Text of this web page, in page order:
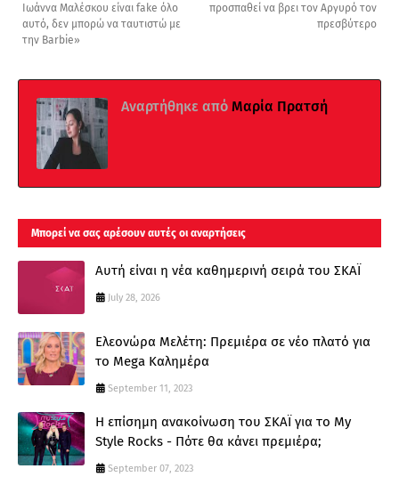
προσπαθεί να βρει τον Αργυρό τον
πρεσβύτερο
Ιωάννα Μαλέσκου είναι fake όλο
αυτό, δεν μπορώ να ταυτιστώ με
την Barbie»
Αναρτήθηκε από Μαρία Πρατσή
Μπορεί να σας αρέσουν αυτές οι αναρτήσεις
Αυτή είναι η νέα καθημερινή σειρά του ΣΚΑΪ
July 28, 2026
Ελεονώρα Μελέτη: Πρεμιέρα σε νέο πλατό για
το Mega Καλημέρα
September 11, 2023
Η επίσημη ανακοίνωση του ΣΚΑΪ για το My
Style Rocks - Πότε θα κάνει πρεμιέρα;
September 07, 2023